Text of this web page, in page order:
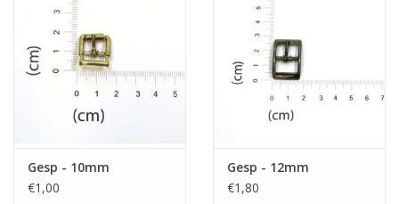
Gesp - 10mm
€1,00
Gesp - 12mm
€1,80